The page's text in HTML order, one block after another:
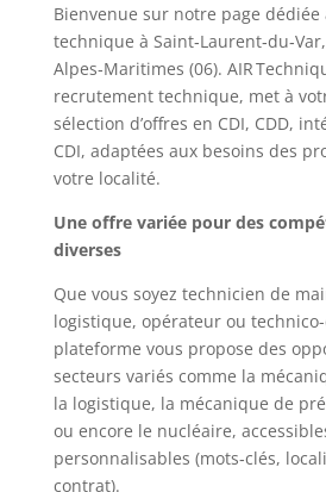
Bienvenue sur notre page dédiée
technique à
Alpes‑Maritimes (06). AIR
recrutement technique, met à
sélection d’offres en CDI, CDD,
CDI, adaptées aux besoins des
votre localité.
Une offre variée pour des
diverses
Que vous soyez technicien de
logistique, opérateur ou
plateforme vous propose des
secteurs variés comme la
la logistique, la mécanique de
ou encore le nucléaire,
personnalisables (mots‑clés,
contrat).